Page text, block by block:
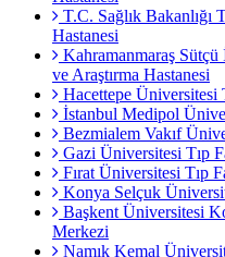
T.C. Sağlık Bakanlığı
Hastanesi
Kahramanmaraş
ve Araştırma Hastanesi
Hacettepe Üniversitesi
İstanbul Medipol
Bezmialem Vakıf
Gazi Üniversitesi Tıp
Fırat Üniversitesi Tıp
Konya Selçuk
Başkent Üniversitesi
Merkezi
Namık Kemal